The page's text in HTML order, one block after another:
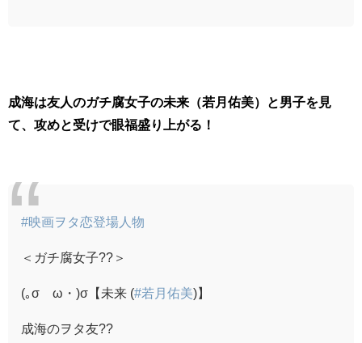
成海は友人のガチ腐女子の未来（若月佑美）と男子を見
て、攻めと受けで眼福盛り上がる！
#映画ヲタ恋登場人物
＜ガチ腐女子??＞
(｡σゝω・)σ【未来 (#若月佑美)】
成海のヲタ友??